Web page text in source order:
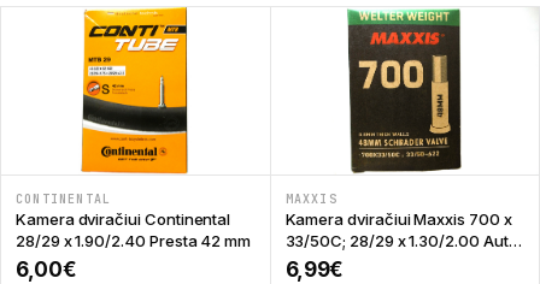
CONTINENTAL
Kamera dviračiui Continental
28/29 x 1.90/2.40 Presta 42 mm
6,00€
MAXXIS
Kamera dviračiui Maxxis 700 x
33/50C; 28/29 x 1.30/2.00 Auto
48 mm Welter Weight
6,99€